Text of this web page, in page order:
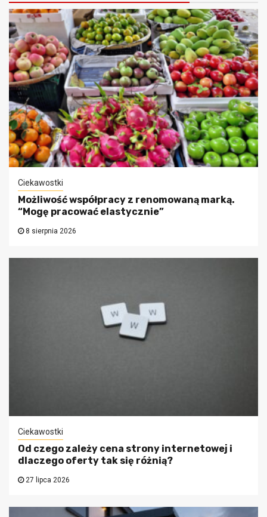
Ciekawostki
Możliwość współpracy z renomowaną marką.
“Mogę pracować elastycznie”
8 sierpnia 2026
Ciekawostki
Od czego zależy cena strony internetowej i
dlaczego oferty tak się różnią?
27 lipca 2026